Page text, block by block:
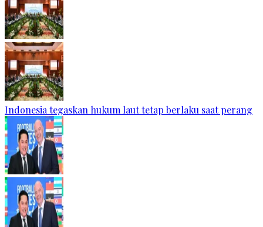
Indonesia tegaskan hukum laut tetap berlaku saat perang